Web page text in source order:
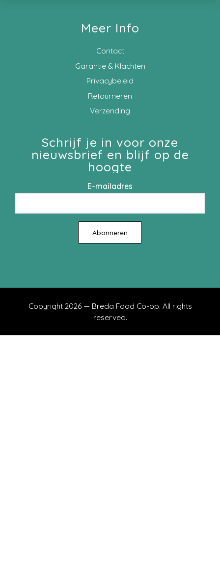
Meer Info
Contact
Garantie & Klachten
Privacybeleid
Retourneren
Verzending
Schrijf je in voor onze
nieuwsbrief en blijf op de
hoogte
E-mailadres
Copyright 2026 — Breda Food Co-op. All rights
reserved.